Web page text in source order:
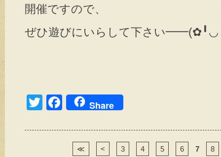
開催ですので、
ぜひ遊びにいらして下さい
T
tt
F
c
Share
≪ < 3 4 5 6 7 8